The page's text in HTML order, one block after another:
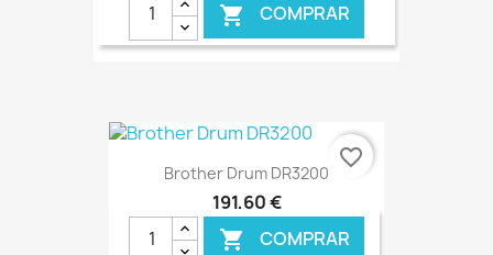
 COMPRAR
Brother Drum DR3200
191,60 €
 COMPRAR
favorite_border